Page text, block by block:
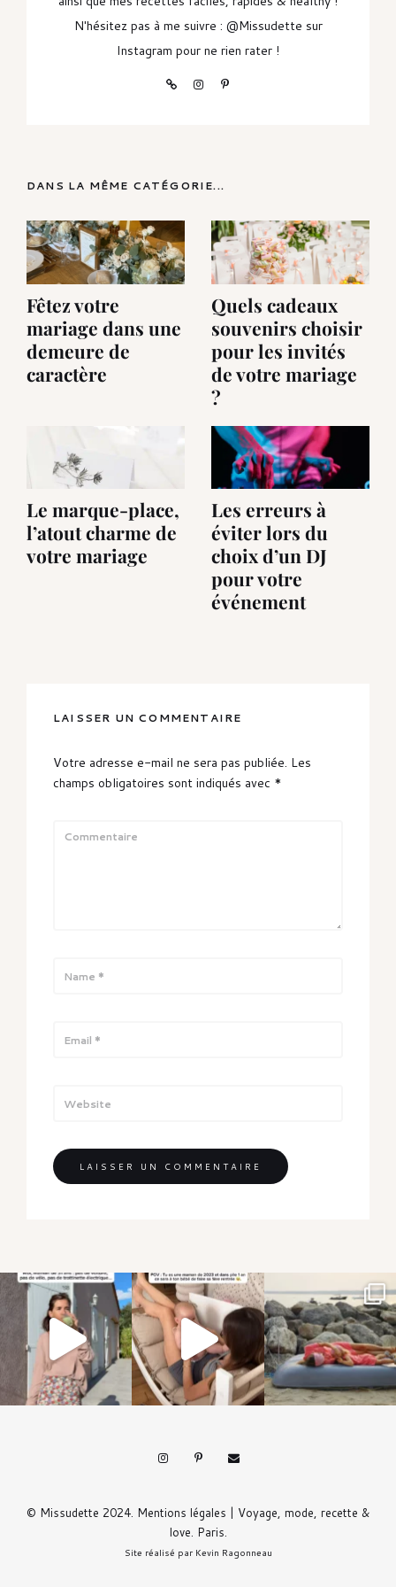
N'hésitez pas à me suivre : @Missudette sur
Instagram pour ne rien rater !
DANS LA MÊME CATÉGORIE...
Fêtez votre
mariage dans une
demeure de
caractère
Quels cadeaux
souvenirs choisir
pour les invités
de votre mariage
?
Le marque-place,
l’atout charme de
votre mariage
Les erreurs à
éviter lors du
choix d’un DJ
pour votre
événement
LAISSER UN COMMENTAIRE
Votre adresse e-mail ne sera pas publiée. Les
champs obligatoires sont indiqués avec *
© Missudette 2024. Mentions légales | Voyage, mode, recette &
love. Paris.
Site réalisé par Kevin Ragonneau